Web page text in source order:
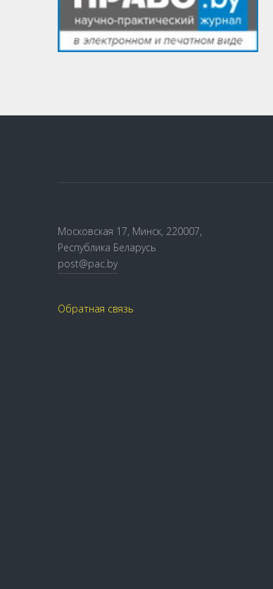
Московская 17, Минск, 220007,
Республика Беларусь
post@pac.by
Обратная связь